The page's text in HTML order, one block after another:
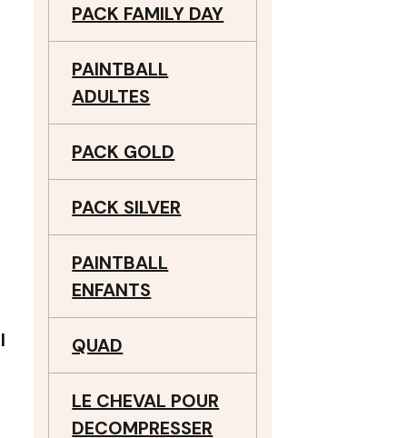
PACK FAMILY DAY
PAINTBALL
ADULTES
PACK GOLD
PACK SILVER
PAINTBALL
ENFANTS
QUAD
LE CHEVAL POUR
DECOMPRESSER